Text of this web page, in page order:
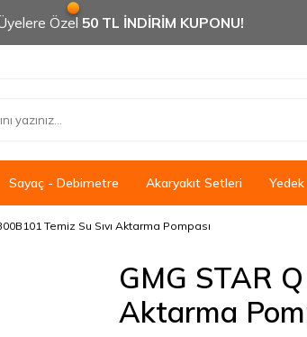
Özel 50 TL İNDİRİM KUPONU!
Sayaç - Debimetre Akaryakıt Setleri
Temiz Su Sıvı Aktarma Pompası
GMG STAR
Aktarma